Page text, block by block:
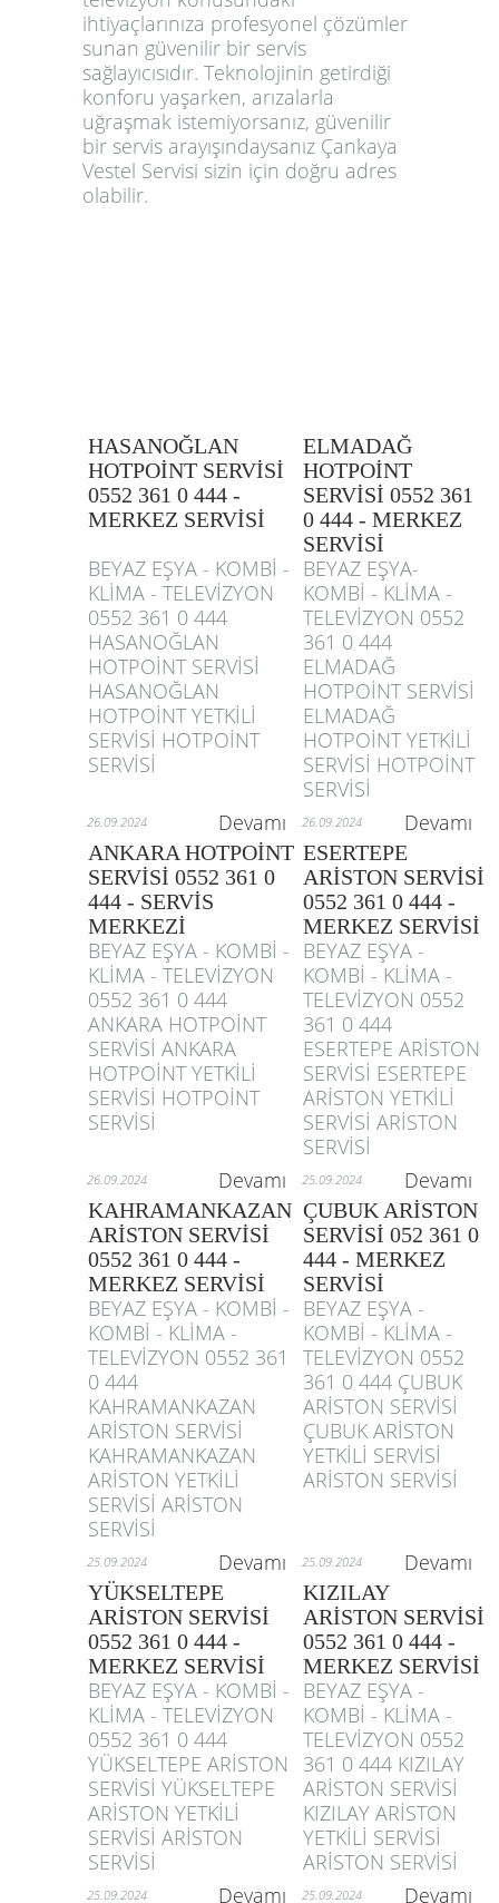
ihtiyaçlarınıza profesyonel çözümler
sunan güvenilir bir servis
sağlayıcısıdır. Teknolojinin getirdiği
konforu yaşarken, arızalarla
uğraşmak istemiyorsanız, güvenilir
bir servis arayışındaysanız Çankaya
Vestel Servisi sizin için doğru adres
olabilir.
HASANOĞLAN
HOTPOİNT SERVİSİ
0552 361 0 444 -
MERKEZ SERVİSİ
ELMADAĞ
HOTPOİNT
SERVİSİ 0552 361
0 444 - MERKEZ
SERVİSİ
BEYAZ EŞYA - KOMBİ -
KLİMA - TELEVİZYON
0552 361 0 444
HASANOĞLAN
HOTPOİNT SERVİSİ
HASANOĞLAN
HOTPOİNT YETKİLİ
SERVİSİ HOTPOİNT
SERVİSİ
BEYAZ EŞYA-
KOMBİ - KLİMA -
TELEVİZYON 0552
361 0 444
ELMADAĞ
HOTPOİNT SERVİSİ
ELMADAĞ
HOTPOİNT YETKİLİ
SERVİSİ HOTPOİNT
SERVİSİ
26.09.2024 Devamı 26.09.2024 Devamı
ANKARA HOTPOİNT
SERVİSİ 0552 361 0
444 - SERVİS
MERKEZİ
ESERTEPE
ARİSTON SERVİSİ
0552 361 0 444 -
MERKEZ SERVİSİ
BEYAZ EŞYA - KOMBİ -
KLİMA - TELEVİZYON
0552 361 0 444
ANKARA HOTPOİNT
SERVİSİ ANKARA
HOTPOİNT YETKİLİ
SERVİSİ HOTPOİNT
SERVİSİ
BEYAZ EŞYA -
KOMBİ - KLİMA -
TELEVİZYON 0552
361 0 444
ESERTEPE ARİSTON
SERVİSİ ESERTEPE
ARİSTON YETKİLİ
SERVİSİ ARİSTON
SERVİSİ
26.09.2024 Devamı 25.09.2024 Devamı
KAHRAMANKAZAN
ARİSTON SERVİSİ
0552 361 0 444 -
MERKEZ SERVİSİ
ÇUBUK ARİSTON
SERVİSİ 052 361 0
444 - MERKEZ
SERVİSİ
BEYAZ EŞYA - KOMBİ -
KOMBİ - KLİMA -
TELEVİZYON 0552 361
0 444
KAHRAMANKAZAN
ARİSTON SERVİSİ
KAHRAMANKAZAN
ARİSTON YETKİLİ
SERVİSİ ARİSTON
SERVİSİ
BEYAZ EŞYA -
KOMBİ - KLİMA -
TELEVİZYON 0552
361 0 444 ÇUBUK
ARİSTON SERVİSİ
ÇUBUK ARİSTON
YETKİLİ SERVİSİ
ARİSTON SERVİSİ
25.09.2024 Devamı 25.09.2024 Devamı
YÜKSELTEPE
ARİSTON SERVİSİ
0552 361 0 444 -
MERKEZ SERVİSİ
KIZILAY
ARİSTON SERVİSİ
0552 361 0 444 -
MERKEZ SERVİSİ
BEYAZ EŞYA - KOMBİ -
KLİMA - TELEVİZYON
0552 361 0 444
YÜKSELTEPE ARİSTON
SERVİSİ YÜKSELTEPE
ARİSTON YETKİLİ
SERVİSİ ARİSTON
SERVİSİ
BEYAZ EŞYA -
KOMBİ - KLİMA -
TELEVİZYON 0552
361 0 444 KIZILAY
ARİSTON SERVİSİ
KIZILAY ARİSTON
YETKİLİ SERVİSİ
ARİSTON SERVİSİ
25.09.2024 Devamı 25.09.2024 Devamı